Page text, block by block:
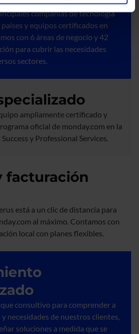
compañías de tecnología
y equipos certificados en
con 6 áreas de negocio y 42
para cubrir las necesidades
sectores.
ampliamente certificado y
oficial de monday.com en la
y Professional Services.
facturación
está a un clic de distancia para
al máximo. Contamos con
local con planes flexibles.
consultivo para comprender a
necesidades de nuestros clientes,
soluciones a medida que se